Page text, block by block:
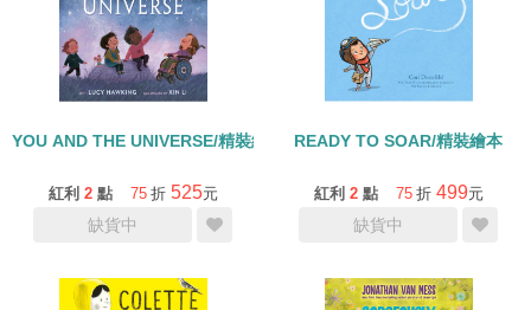
YOU AND THE UNIVERSE/精裝繪本
紅利 2 點 75 折 525元
缺貨中
READY TO SOAR/精裝繪本
紅利 2 點 75 折 499元
缺貨中